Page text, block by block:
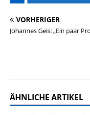
VORHERIGER
Johannes Geis: „Ein paar
ÄHNLICHE ARTIKEL